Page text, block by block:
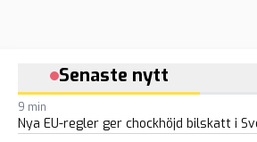
Senaste nytt
9 min
Nya EU-regler ger chockhöjd bilskatt i